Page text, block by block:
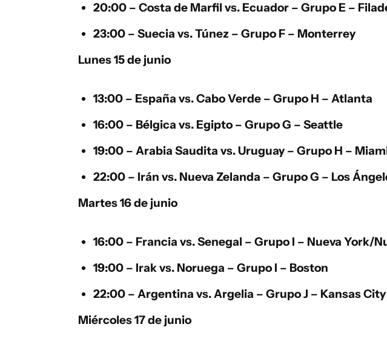
20:00 – Costa de Marfil vs. Ecuador – Grupo E –
23:00 – Suecia vs.Túnez – Grupo F – Monterrey
Lunes 15 de junio
13:00 – España vs.Cabo Verde – Grupo H – Atlanta
16:00 – Bélgica vs. Egipto – Grupo G – Seattle
19:00 – Arabia Saudita vs.Uruguay– Grupo H –
22:00 – Irán vs. Nueva Zelanda – Grupo G – Los
Martes 16 de junio
16:00 – Francia vs.Senegal – Grupo I – Nueva York/
19:00 – Irakvs. Noruega – Grupo I – Boston
22:00 – Argentina vs.Argelia – Grupo J – Kansas City
Miércoles 17 de junio